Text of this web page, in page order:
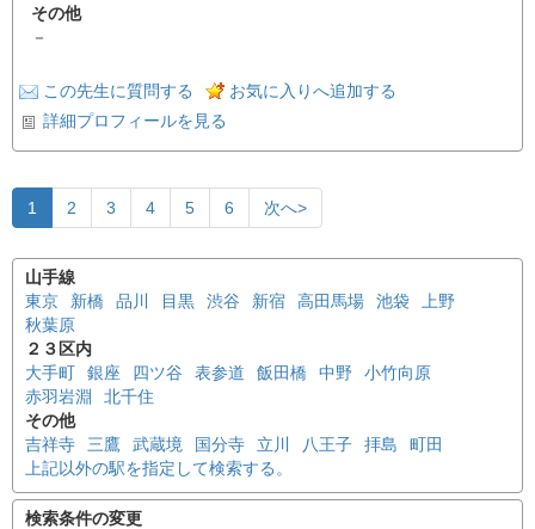
その他
－
この先生に質問する
お気に入りへ追加する
詳細プロフィールを見る
1 2 3 4 5 6 次へ>
山手線
東京
新橋 品川 目黒 渋谷 新宿 高田馬場 池袋
上野
秋葉原
２３区内
大手町
銀座 四ツ谷 表参道 飯田橋 中野
小竹向原
赤羽岩淵
北千住
その他
吉祥寺
三鷹 武蔵境 国分寺 立川 八王子 拝島
町田
上記以外の駅を指定して検索する。
検索条件の変更